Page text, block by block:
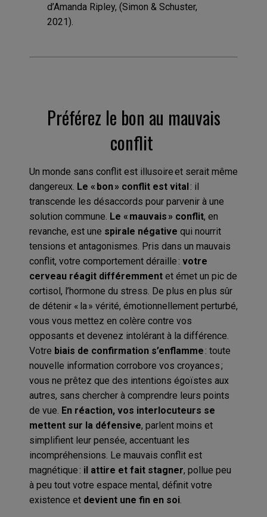
d’Amanda Ripley, (Simon & Schuster,
2021).
Préférez le bon au mauvais
conflit
Un monde sans conflit est illusoire et serait même
dangereux. Le « bon » conflit est vital: il
transcende les désaccords pour parvenir à une
solution commune. Le « mauvais » conflit, en
revanche, est une spirale négative qui nourrit
tensions et antagonismes. Pris dans un mauvais
conflit, votre comportement déraille : votre
cerveau réagit différemmentet émet un pic de
cortisol, l’hormone du stress. De plus en plus sûr
de détenir « la » vérité, émotionnellement perturbé,
vous vous mettez en colère contre vos
opposants et devenez intolérant à la différence.
Votre biais de confirmation s’enflamme : toute
nouvelle information corrobore vos croyances ;
vous ne prêtez que des intentions égoïstes aux
autres, sans chercher à comprendre leurs points
de vue. En réaction, vos interlocuteurs se
mettent sur la défensive, parlent moins et
simplifient leur pensée, accentuant les
incompréhensions. Le mauvais conflit est
magnétique : il attire et fait stagner, pollue peu
à peu tout votre espace mental, définit votre
existence et devient une fin en soi.